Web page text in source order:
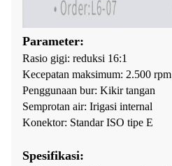
Parameter:
Rasio gigi: reduksi 16:1
Kecepatan maksimum: 2.500 rpm
Penggunaan bur: Kikir tangan
Semprotan air: Irigasi internal
Konektor: Standar ISO tipe E
Spesifikasi: